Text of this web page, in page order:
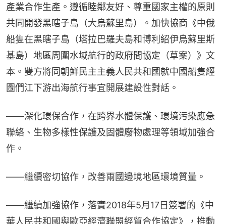
產業合作生產。遵循睦鄰友好、尊重國家主權的原則
共同開發黑瞎子島（大烏蘇里島）。加快協商《中俄
船隻在黑瞎子島（塔拉巴羅夫島和博利紹伊烏蘇里斯
基島）地區周圍水域航行的政府間協定（草案）》文
本。雙方將同朝鮮民主主義人民共和國就中國船隻經
圖們江下游出海航行事宜開展建設性對話。
——深化環保合作，在跨界水體保護、環境污染應急
聯絡、生物多樣性保護及固體廢物處理等領域加強合
作。
——繼續密切協作，改善兩國邊境地區環境質量。
——繼續加強協作，落實2018年5月17日簽署的《中
華人民共和國與歐亞經濟聯盟經貿合作協定》，推動